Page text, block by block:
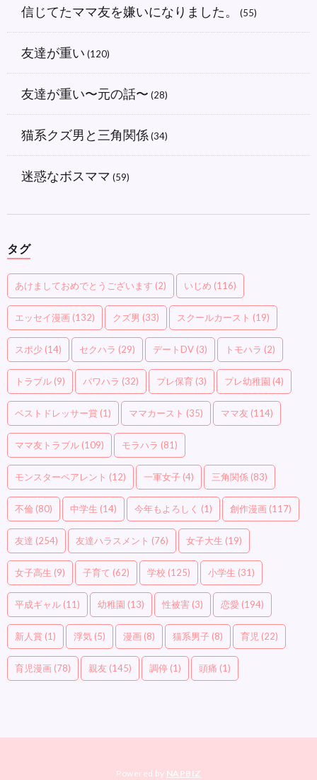
信じてたママ友を嫌いになりました。 (55)
友達が重い (120)
友達が重い〜元の話〜 (28)
猫系クズ男と三角関係 (34)
迷惑なボスママ (59)
タグ
あけましておめでとうございます (2) いじめ (116)
エッセイ漫画 (132) クズ男 (33) スクールカースト (19)
スポ少 (14) セクハラ (29) デートDV (3) トモハラ (2)
トラブル (9) パワハラ (32) プレ保育 (3) プレ幼稚園 (4)
ベストドレッサー賞 (1) ママカースト (35) ママ友 (114)
ママ友トラブル (109) モラハラ (81)
モンスターペアレント (12) 一軍女子 (4) 三角関係 (83)
不倫 (80) 中学生 (14) 今年もよろしく (1) 創作漫画 (117)
友達 (254) 友達ハラスメント (76) 女子大生 (19)
女子高生 (9) 子育て (62) 学校 (125) 小学生 (31)
平成ギャル (11) 幼稚園 (13) 性被害 (3) 恋愛 (194)
新人賞 (1) 浮気 (5) 漫画 (8) 猫系男子 (8) 育児 (22)
育児漫画 (78) 親友 (145) 調停 (1) 頭痛 (1)
Powered by NAPBIZ